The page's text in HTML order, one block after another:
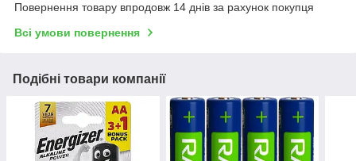
Повернення товару впродовж 14 днів за рахунок покупця
Всі умови повернення
Подібні товари компанії